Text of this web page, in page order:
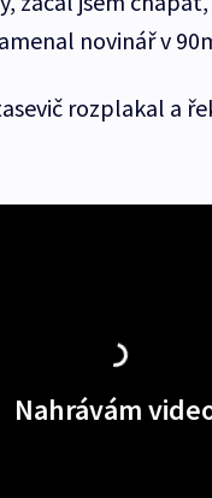
novinář v
rozplakal a
Nahrávám